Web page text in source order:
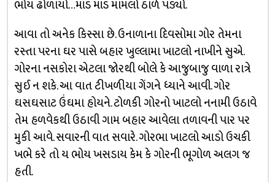
ભોય ઢોળાયો…માંડ માંડ મામલો ઠાળે પડ્યો.
આવા તો અનેક કિસ્સા છે. ઉનાળાના દિવસોમા ગોર તેમના
રસ્તા પરના ઘર પાસે બહાર ખુલ્લામા ખાટલો નાખીને સુએ.
ગોરના નસકોરા એટલા જોરથી બોલે કે આજુબાજુ વાળા રાત્રે
સુઈ ન શકે. આ વાત ટીખળીયા ગેંગને ધ્યાને આવી. ગોર
ઘસઘસાટ ઉંઘમા હોયને. ટોળકી ગોરનો ખાટલો નનામી ઉઠાવે
તેમ હળવેકથી ઉઠાવી ગામ બહાર આવેલા તળાવની પાર પર
મુકી આવે. સવારની વાત સવારે. ગોરભા ખાટલો આડો ઉચકી
ખભે કરે તો ય ભોય ખસડાય કેમ કે ગોરની ભૂગોળ અલગ જ
હતી.